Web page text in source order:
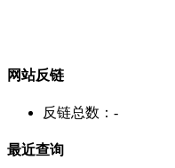
网站反链
反链总数： -
最近查询